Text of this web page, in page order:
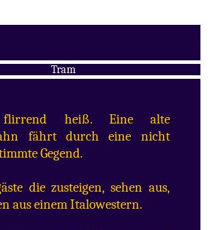
heiß. Eine alte
fährt durch eine nicht
Gegend.
die zusteigen, sehen aus,
aus einem Italowestern.